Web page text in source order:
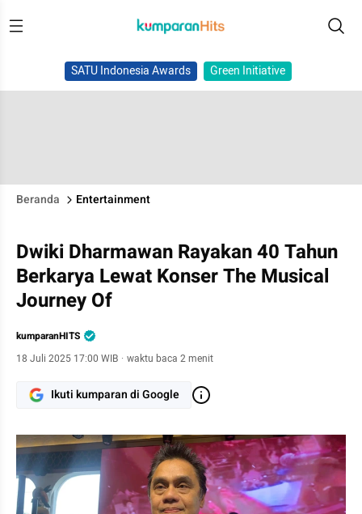
SATU Indonesia Awards Green Initiative
Beranda Entertainment
Dwiki Dharmawan Rayakan 40 Tahun
Berkarya Lewat Konser The Musical
Journey Of
kumparanHITS
18 Juli 2025 17:00 WIB · waktu baca 2 menit
Ikuti kumparan di Google